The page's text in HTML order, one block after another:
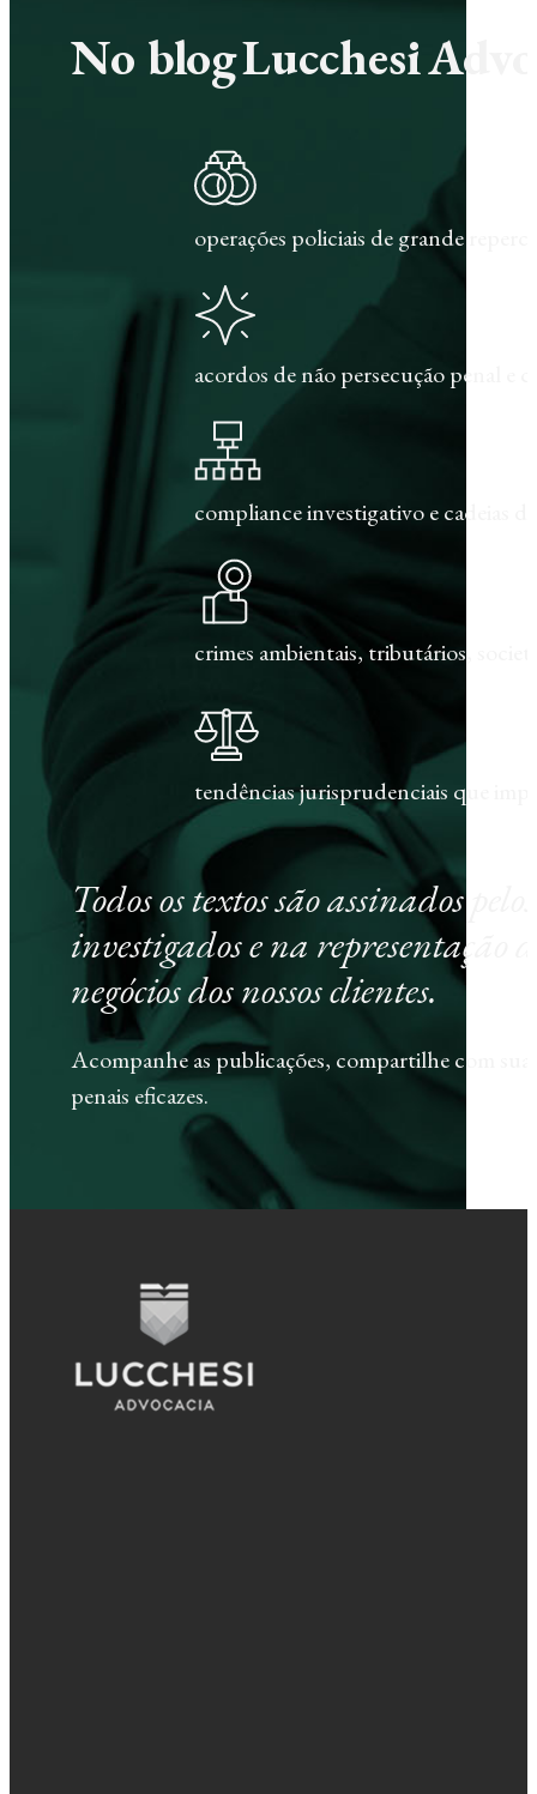
No blog Lucchesi
operações policiais de grande
acordos de não persecução penal e
compliance investigativo e cadeias
crimes ambientais, tributários,
tendências jurisprudenciais que
Todos os textos são assinados
investigados e na representação
negócios dos nossos clientes.
Acompanhe as publicações, compartilhe com
penais eficazes.